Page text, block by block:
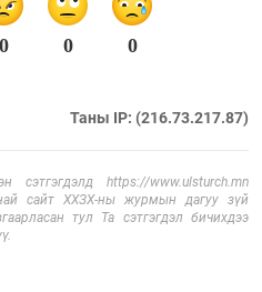
0 0 0
Таны IP: (216.73.217.87)
https://www.ulsturch.mn
сайт ХХЗХ-ны журмын дагуу зүй
тул Та сэтгэгдэл бичихдээ